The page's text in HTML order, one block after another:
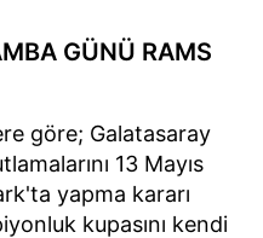
GÜNÜ RAMS
göre; Galatasaray
13 Mayıs
yapma kararı
kupasını kendi